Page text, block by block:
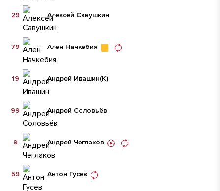
Алексей Савушкин
29
Ален Начкебия
79
Андрей Ивашин(К)
19
Андрей Соловьёв
99
Андрей Чеглаков
9
Антон Гусев
59